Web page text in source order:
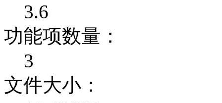
3.6
功能项数量：
3
文件大小：